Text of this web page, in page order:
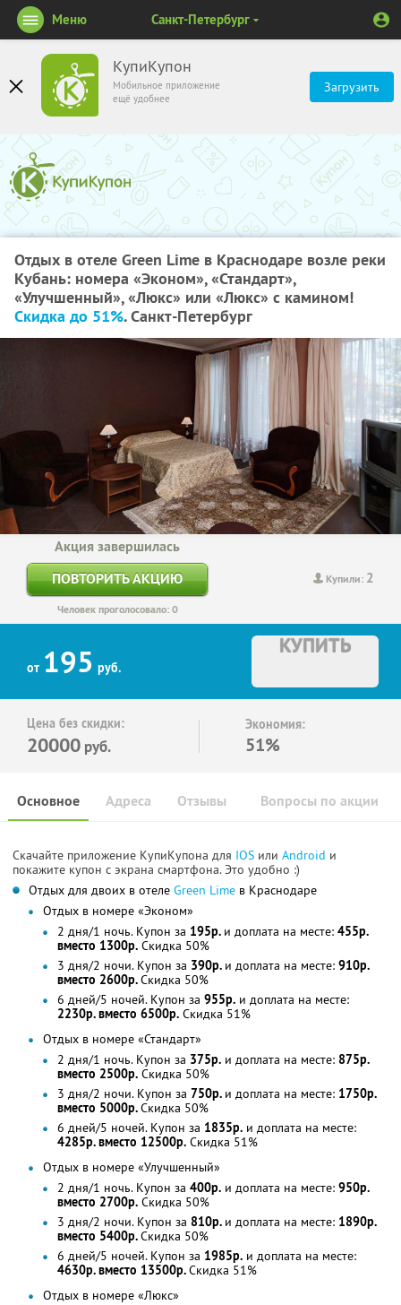
КупиКупон
Мобильное приложение
ещё удобнее
Загрузить
Меню Санкт-Петербург
Отдых в отеле Green Lime в Краснодаре возле реки
Кубань: номера «Эконом», «Стандарт»,
«Улучшенный», «Люкс» или «Люкс» с камином!
Скидка до 51%. Санкт-Петербург
Купили: 2
Акция завершилась
ПОВТОРИТЬ АКЦИЮ
Человек проголосовало: 0
от 195 руб.
КУПИТЬ
Цена без скидки:
20000 руб.
Экономия:
51%
Основное Отзывы Вопросы по акции
Адреса
Скачайте приложение КупиКупона для IOS или Android и
покажите купон с экрана смартфона. Это удобно :)
Отдых для двоих в отеле Green Lime в Краснодаре
Отдых в номере «Эконом»
2 дня/1 ночь. Купон за 195р. и доплата на месте: 455р.
вместо 1300р. Скидка 50%
3 дня/2 ночи. Купон за 390р. и доплата на месте: 910р.
вместо 2600р.Скидка 50%
6 дней/5 ночей. Купон за 955р. и доплата на месте:
2230р. вместо 6500р. Скидка 51%
Отдых в номере «Стандарт»
2 дня/1 ночь. Купон за 375р. и доплата на месте: 875р.
вместо 2500р. Скидка 50%
3 дня/2 ночи. Купон за 750р. и доплата на месте: 1750р.
вместо 5000р.Скидка 50%
6 дней/5 ночей. Купон за 1835р. и доплата на месте:
4285р. вместо 12500р. Скидка 51%
Отдых в номере «Улучшенный»
2 дня/1 ночь. Купон за 400р. и доплата на месте: 950р.
вместо 2700р. Скидка 50%
3 дня/2 ночи. Купон за 810р. и доплата на месте: 1890р.
вместо 5400р.Скидка 50%
6 дней/5 ночей. Купон за 1985р. и доплата на месте:
4630р. вместо 13500р.Скидка 51%
Отдых в номере «Люкс»